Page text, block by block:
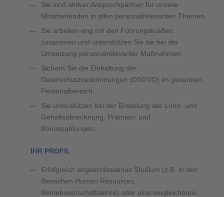
Sie sind aktiver Ansprechpartner für unsere
Mitarbeitenden in allen personalrelevanten Themen.
Sie arbeiten eng mit den Führungskräften
zusammen und unterstützen Sie sie bei der
Umsetzung personalrelevanter Maßnahmen.
Sichern Sie die Einhaltung der
Datenschutzbestimmungen (DSGVO) im gesamten
Personalbereich.
Sie unterstützen bei der Erstellung der Lohn- und
Gehaltsabrechnung, Prämien- und
Bonuszahlungen.
IHR PROFIL
Erfolgreich abgeschlossenes Studium (z.B. in den
Bereichen Human Resources,
Betriebswirtschaftslehre) oder eine vergleichbare